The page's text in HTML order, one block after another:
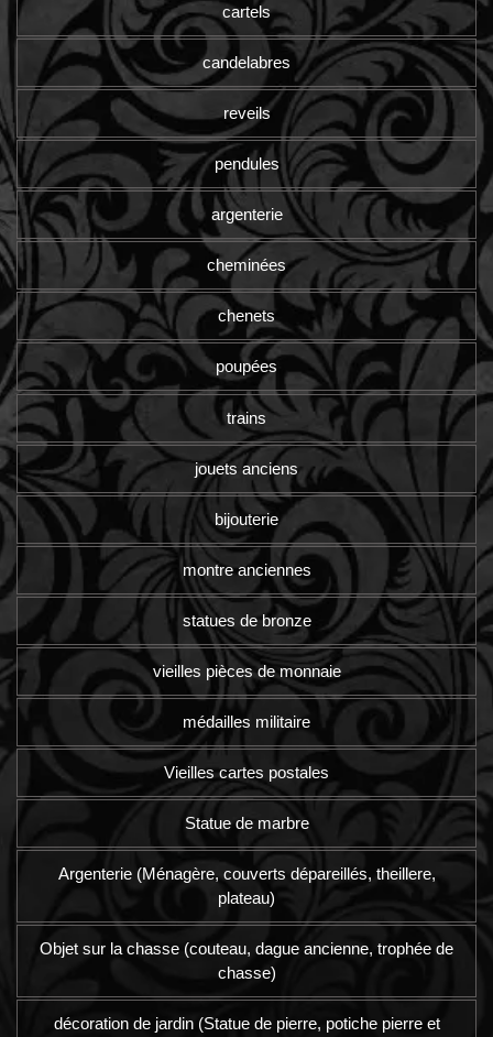
cartels
candelabres
reveils
pendules
argenterie
cheminées
chenets
poupées
trains
jouets anciens
bijouterie
montre anciennes
statues de bronze
vieilles pièces de monnaie
médailles militaire
Vieilles cartes postales
Statue de marbre
Argenterie (Ménagère, couverts dépareillés, theillere,
plateau)
Objet sur la chasse (couteau, dague ancienne, trophée de
chasse)
décoration de jardin (Statue de pierre, potiche pierre et